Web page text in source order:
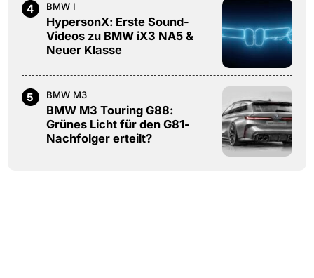
4 BMW I
HypersonX: Erste Sound-
Videos zu BMW iX3 NA5 &
Neuer Klasse
5 BMW M3
BMW M3 Touring G88:
Grünes Licht für den G81-
Nachfolger erteilt?